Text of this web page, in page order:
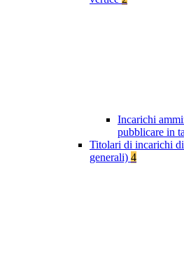
Incarichi
pubblicare in
Titolari di incarichi
generali) 4